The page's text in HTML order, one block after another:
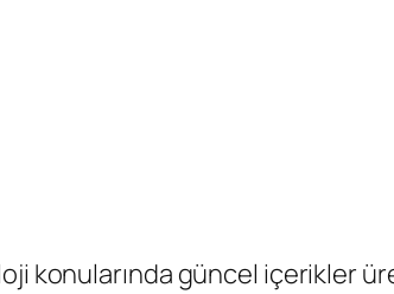
konularında güncel içerikler